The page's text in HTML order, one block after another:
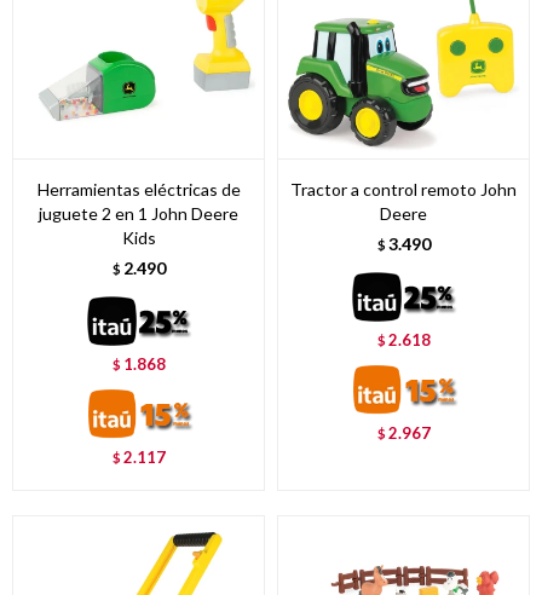
Herramientas eléctricas de
juguete 2 en 1 John Deere
Kids
$ 2.490
$ 1.868
$2.117
Tractor a control remoto John
Deere
$ 3.490
$2.618
$2.967